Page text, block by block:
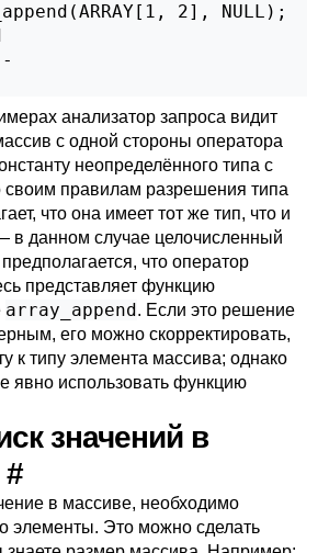
2], NULL);
анализатор запроса видит
с одной стороны оператора
неопределённого типа с
своим правилам разрешения типа
что она имеет тот же тип, что и
в данном случае целочисленный
что оператор
представляет функцию
array_append. Если это решение
его можно скорректировать,
к типу элемента массива; однако
явно использовать функцию
значений в
#
в массиве, необходимо
элементы. Это можно сделать